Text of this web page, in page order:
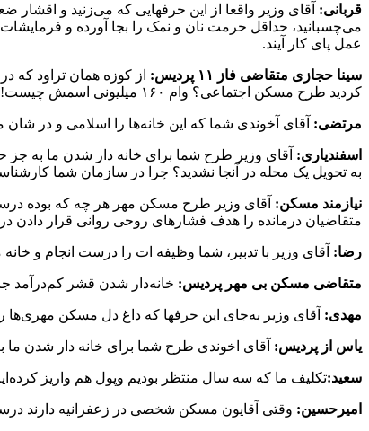
قربانی: آقای وزیر واقعا از این حرفهایی که می‌زنید و
می‌چسبانید، حداقل حرمت نان و نمک را بجا آورده و
عمل پای کار آیند.
سینا حجازی متقاضی فاز ۱۱ پردیس:
کردید طرح مسکن اجتماعی؟ وام ۱۶۰ میلیونی اسمش چیست!!!؟
مرتضی: آقای آخوندی شما که این خانه‌ها را اسلامی و در
اسفندیاری:
به تحویل یک محله در آنجا نشدید؟ چرا در سازمان شما
نیازمند مسکن: آقای وزیر طرح مسکن مهر هر چه که بوده
متقاضیان درمانده را هدف فشارهای روحی روانی قرار دادن
رضا: آقای وزیر با تدبیر، شما وظیفه ات را درست انجام و
متقاضی مسکن بی مهر پردیس: خانه‌دار شدن قشر کم‌درآمد
مهدی: آقای وزیر به‌جای این حرفها که داغ دل مسکن مهری‌ها را
یاس از پردیس: آقای اخوندی طرح شما برای خانه دار شدن ما بعداز ۳ سال چیست ؟جز انتقاد و
سعید:تکلیف ما که سه سال منتظر بودیم وپول هم واریز
امیرحسین: وقتی آقایون مسکن شخصی در زعفرانیه دارند